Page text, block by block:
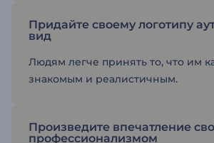
Придайте своему логотипу
вид
Людям легче принять то, что им
знакомым и реалистичным.
Произведите впечатление
профессионализмом